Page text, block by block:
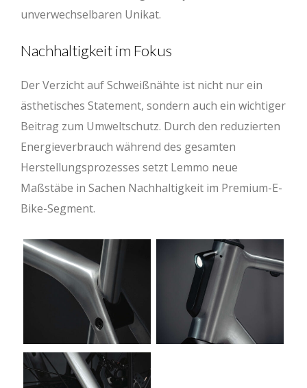
unverwechselbaren Unikat.
Nachhaltigkeit im Fokus
Der Verzicht auf Schweißnähte ist nicht nur ein
ästhetisches Statement, sondern auch ein wichtiger
Beitrag zum Umweltschutz. Durch den reduzierten
Energieverbrauch während des gesamten
Herstellungsprozesses setzt Lemmo neue
Maßstäbe in Sachen Nachhaltigkeit im Premium-E-
Bike-Segment.